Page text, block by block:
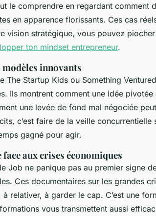
le comprendre en regardant comment
en apparence florissants. Ces cas
vision stratégique, vous pouvez
ton mindset entrepreneur.
innovants
The Startup Kids ou Something Ventured
Ils montrent comment une idée
une levée de fond mal négociée
c’est faire de la veille
gagné pour agir.
aux crises économiques
Job ne panique pas au premier signe
Ces documentaires sur les grandes
relativer, à garder le cap. C’est une
vous transmettent aussi